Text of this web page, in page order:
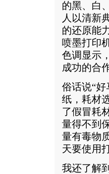
的黑、白
人以清新
的还原能
喷墨打印
色调显示
成功的合
俗话说“
纸，耗材
了假冒耗
量得不到
量有毒物
天要使用
我还了解